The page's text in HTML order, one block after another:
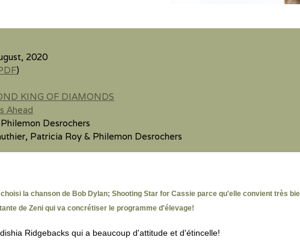
2020
)
KING OF DIAMONDS
Ahead
Desrochers
Patricia Roy & Philemon Desrochers
la chanson de Bob Dylan; Shooting Star for Cassie parce qu'elle convient très
de Zeni qui va concrétiser le programme d'élevage!
Ridgebacks qui a beaucoup d'attitude et d'étincelle!